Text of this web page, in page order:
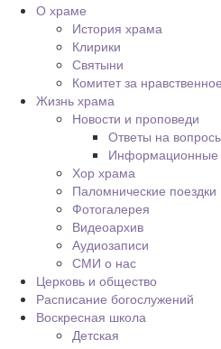
О храме
История храма
Клирики
Святыни
Комитет за
Жизнь храма
Новости и проповеди
Ответы на
Информационные
Хор храма
Паломнические поездки
Фотогалерея
Видеоархив
Аудиозаписи
СМИ о нас
Церковь и общество
Расписание богослужений
Воскресная школа
Детская